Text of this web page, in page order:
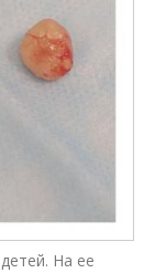
На ее